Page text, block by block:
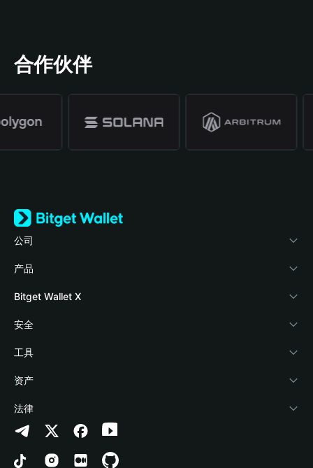
合作伙伴
公司
关于 Bitget Wallet
博客
学院
加密资讯
帮助中心
联系我们
品牌资源
工作机会
产品
加密卡
稳定币理财
Payfi Crypto
Crypto Swap API
山寨季指数
预测市场
DApp
Bitget Wallet X
开发者文档
接入钱包
Bitget Wallet Pay
合作上架
安全
风险保障基金
安全防护技术
工具
快捷买币
授权检测
合约检测
批量转账
资产
Arbitrum
Avalanche
Bitcoin
法律
隐私协议
用户使用协议